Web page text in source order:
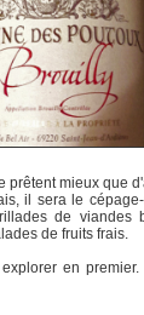
prêtent mieux que
il sera le
de viandes
de fruits frais.
en